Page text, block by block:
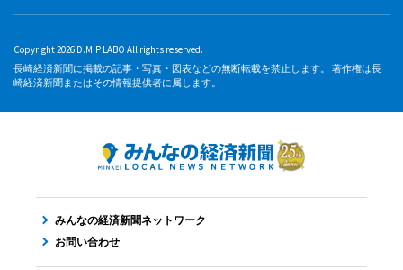
Copyright 2026 D.M.P LABO All rights reserved.
長崎経済新聞に掲載の記事・写真・図表などの無断転載を禁止します。 著作権は長
崎経済新聞またはその情報提供者に属します。
みんなの経済新聞ネットワーク
お問い合わせ